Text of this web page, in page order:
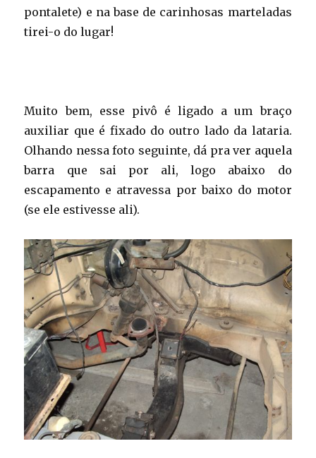
pontalete) e na base de carinhosas marteladas
tirei-o do lugar!
Muito bem, esse pivô é ligado a um braço
auxiliar que é fixado do outro lado da lataria.
Olhando nessa foto seguinte, dá pra ver aquela
barra que sai por ali, logo abaixo do
escapamento e atravessa por baixo do motor
(se ele estivesse ali).